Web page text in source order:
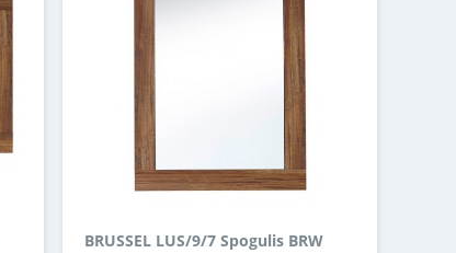
BRUSSEL LUS/9/7 Spogulis BRW